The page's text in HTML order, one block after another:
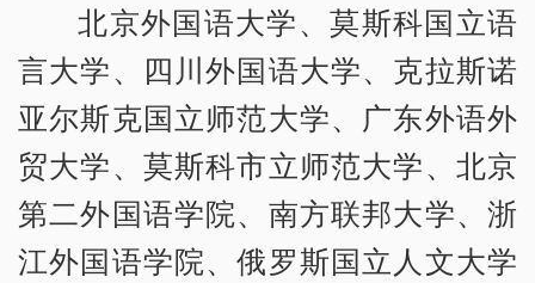
北京外国语大学、莫斯科国立语
言大学、四川外国语大学、克拉斯诺
亚尔斯克国立师范大学、广东外语外
贸大学、莫斯科市立师范大学、北京
第二外国语学院、南方联邦大学、浙
江外国语学院、俄罗斯国立人文大学